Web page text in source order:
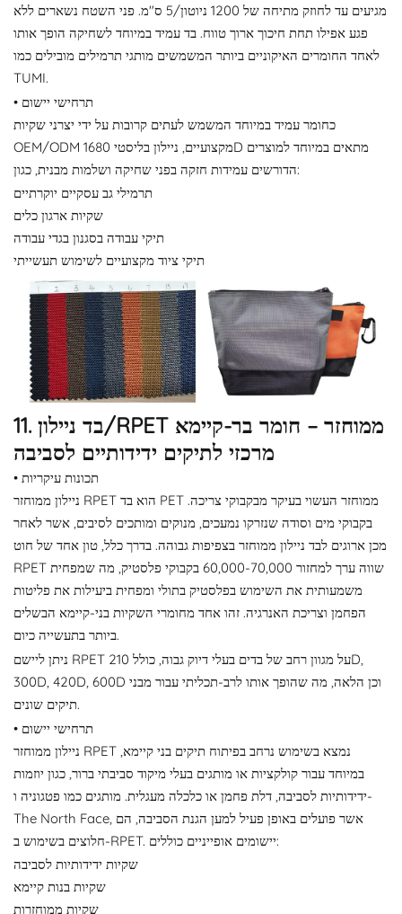
מגיעים עד לחוזק מתיחה של 1200 ניוטון/5 ס"מ. פני השטח נשארים ללא
פגע אפילו תחת חיכוך ארוך טווח. בד עמיד במיוחד לשחיקה הופך אותו
לאחד החומרים האיקוניים ביותר המשמשים מותגי תרמילים מובילים כמו
TUMI.
• תרחישי יישום
כחומר עמיד במיוחד המשמש לעתים קרובות על ידי יצרני שקיות
OEM/ODM מקצועיים, ניילון בליסטי 1680D מתאים במיוחד למוצרים
הדורשים עמידות חזקה בפני שחיקה ושלמות מבנית, כגון:
תרמילי גב עסקיים יוקרתיים
שקיות ארגון כלים
תיקי עבודה בסגנון בגדי עבודה
תיקי ציוד מקצועיים לשימוש תעשייתי
11. בד ניילון/RPET ממוחזר – חומר בר-קיימא
מרכזי לתיקים ידידותיים לסביבה
• תכונות עיקריות
ניילון ממוחזר RPET הוא בד PET ממוחזר העשוי בעיקר מבקבוקי צריכה.
בקבוקי מים וסודה שנזרקו נמעכים, מנוקים ומותכים לסיבים, אשר לאחר
מכן ארוגים לבד ניילון ממוחזר בצפיפות גבוהה. בדרך כלל, טון אחד של חוט
RPET שווה ערך למחזור 60,000-70,000 בקבוקי פלסטיק, מה שמפחית
משמעותית את השימוש בפלסטיק בתולי ומפחית ביעילות את פליטות
הפחמן וצריכת האנרגיה. זהו אחד מחומרי השקיות בני-קיימא הבשלים
ביותר בתעשייה כיום.
ניתן ליישם RPET על מגוון רחב של בדים בעלי דיוק גבוה, כולל 210D,
300D, 420D, 600D וכן הלאה, מה שהופך אותו לרב-תכליתי עבור מבני
תיקים שונים.
• תרחישי יישום
ניילון ממוחזר RPET נמצא בשימוש נרחב בפיתוח תיקים בני קיימא,
במיוחד עבור קולקציות או מותגים בעלי מיקוד סביבתי ברור, כגון יוזמות
ידידותיות לסביבה, דלת פחמן או כלכלה מעגלית. מותגים כמו פטגוניה ו-
The North Face, אשר פועלים באופן פעיל למען הגנת הסביבה, הם
חלוצים בשימוש ב-RPET. יישומים אופייניים כוללים:
שקיות ידידותיות לסביבה
שקיות בנות קיימא
שקיות ממוחזרות